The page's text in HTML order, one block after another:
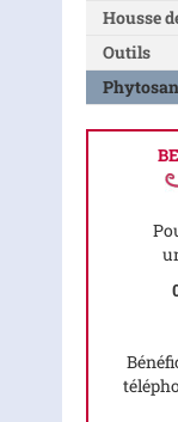
Housse
Outils